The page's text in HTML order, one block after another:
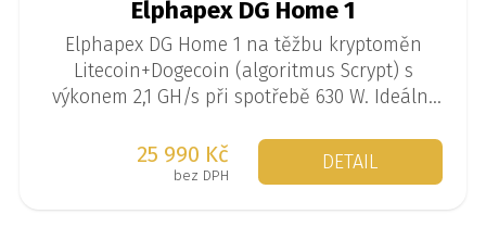
Elphapex DG Home 1
Elphapex DG Home 1 na těžbu kryptoměn
Litecoin+Dogecoin (algoritmus Scrypt) s
výkonem 2,1 GH/s při spotřebě 630 W. Ideální
25 990 Kč
bez DPH
DETAIL